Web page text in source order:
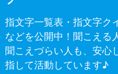
指文字一覧表・指文字ク
などを公開中！聞こえる
聞こえづらい人も、安心
指して活動しています♪